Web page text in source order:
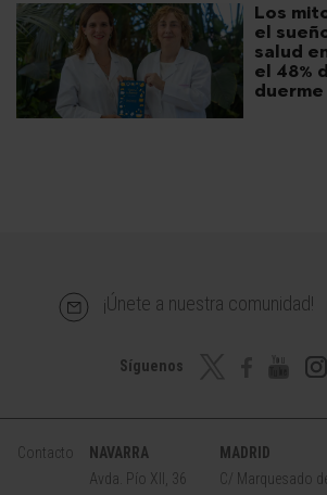
Los
el
salud
el 48%
duerme
¡Únete a nuestra comunidad!
Síguenos
Contacto
NAVARRA
Avda. Pío XII, 36
MADRID
C/ Marquesado